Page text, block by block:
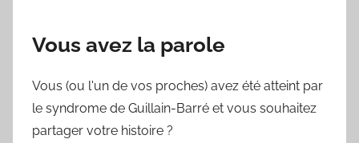
Vous avez la parole
Vous (ou l'un de vos proches) avez été atteint par
le syndrome de Guillain-Barré et vous souhaitez
partager votre histoire ?